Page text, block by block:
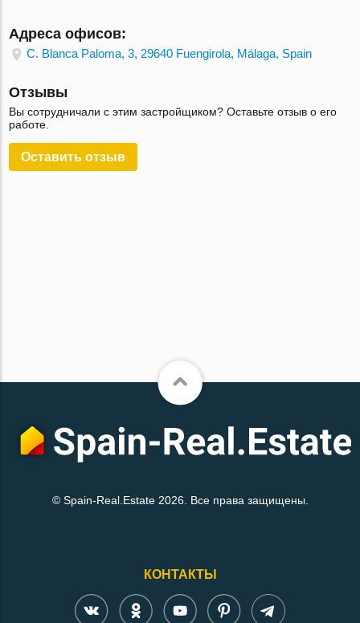
Адреса офисов:
C. Blanca Paloma, 3, 29640 Fuengirola, Málaga, Spain
Отзывы
Вы сотрудничали с этим застройщиком? Оставьте отзыв о его
работе.
Оставить отзыв
© Spain-Real.Estate 2026. Все права защищены.
КОНТАКТЫ